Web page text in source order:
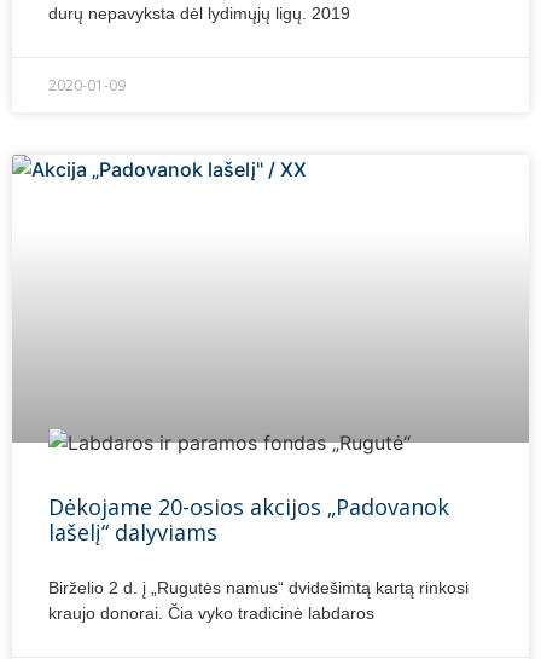
durų nepavyksta dėl lydimųjų ligų. 2019
2020-01-09
Dėkojame 20-osios akcijos „Padovanok
lašelį“ dalyviams
Birželio 2 d. į „Rugutės namus“ dvidešimtą kartą rinkosi
kraujo donorai. Čia vyko tradicinė labdaros